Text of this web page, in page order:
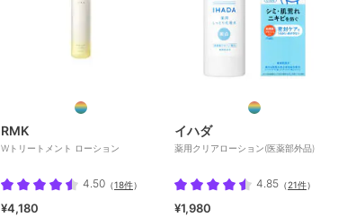
RMK
Wトリートメント ローション
4.50 （18件）
¥4,180
イハダ
薬用クリアローション(医薬部外品)
4.85 （21件）
¥1,980